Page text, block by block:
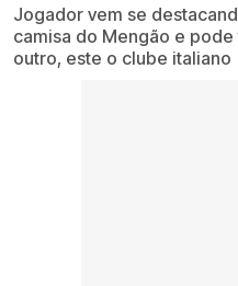
Jogador vem se
camisa do Mengão e
outro, este o clube italiano